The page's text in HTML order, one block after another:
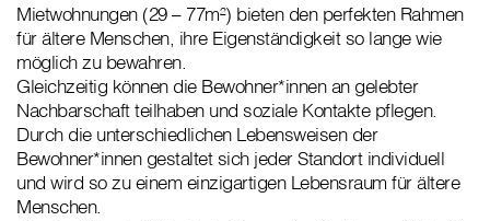
Mietwohnungen (29 – 77m²) bieten den perfekten Rahmen
für ältere Menschen, ihre Eigenständigkeit so lange wie
möglich zu bewahren.
Gleichzeitig können die Bewohner*innen an gelebter
Nachbarschaft teilhaben und soziale Kontakte pflegen.
Durch die unterschiedlichen Lebensweisen der
Bewohner*innen gestaltet sich jeder Standort individuell
und wird so zu einem einzigartigen Lebensraum für ältere
Menschen.